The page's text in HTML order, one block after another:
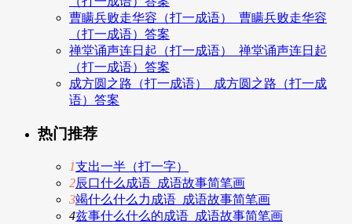
曹瞒兵败走华容（打一成语）_曹瞒兵败走华容
（打一成语）答案
禅堂诵声连日起（打一成语）_禅堂诵声连日起
（打一成语）答案
成方圆之路（打一成语）_成方圆之路（打一成
语）答案
热门推荐
1支出一半（打一字）
2辰口什么成语_成语故事简笔画
3竭什么什么力成语_成语故事简笔画
4兹事什么什么的成语_成语故事简笔画